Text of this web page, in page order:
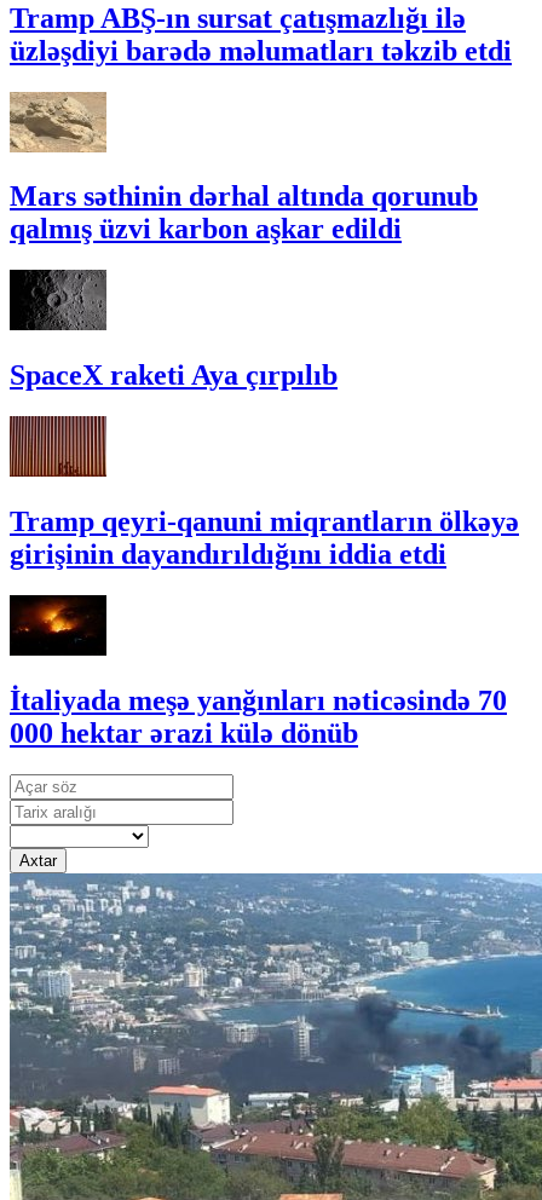
Tramp ABŞ-ın sursat çatışmazlığı ilə
üzləşdiyi barədə məlumatları təkzib etdi
Mars səthinin dərhal altında qorunub
qalmış üzvi karbon aşkar edildi
SpaceX raketi Aya çırpılıb
Tramp qeyri-qanuni miqrantların ölkəyə
girişinin dayandırıldığını iddia etdi
İtaliyada meşə yanğınları nəticəsində 70
000 hektar ərazi külə dönüb
Axtar